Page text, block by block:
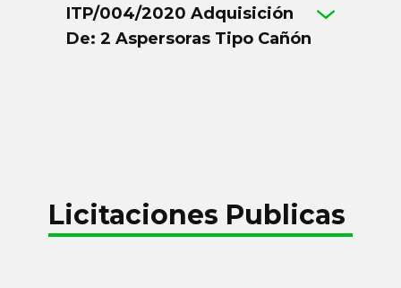
ITP/004/2020 Adquisición
De: 2 Aspersoras Tipo Cañón
Licitaciones Publicas